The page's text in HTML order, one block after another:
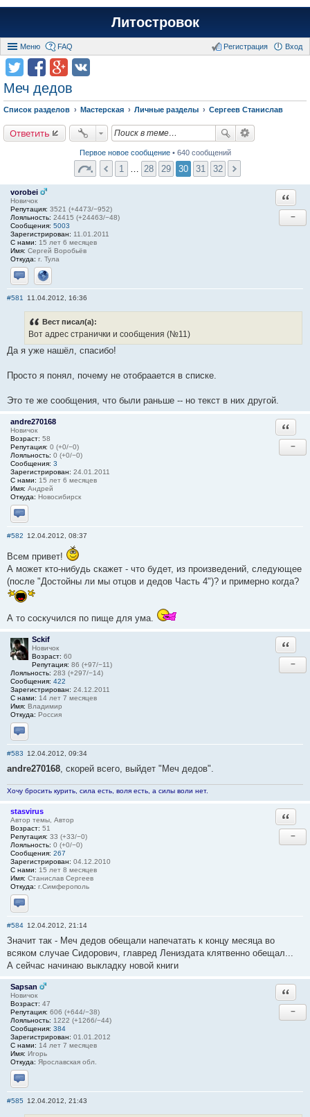
Литостровок
Меню FAQ Вход
Регистрация
Меч дедов
Список разделов Мастерская Личные разделы Сергеев Станислав
Ответить
Первое новое сообщение• 640 сообщений
1 28 29 30 31 32
vorobei
Новичок
Репутация: 3521 (+4473/−952)
Лояльность: 24415 (+24463/−48)
Сообщения: 5003
Зарегистрирован: 11.01.2011
С нами: 15 лет 6 месяцев
Имя: Сергей Воробьёв
Откуда: г. Тула
Отправить личное сообщение
Сайт
−
#581 11.04.2012, 16:36
Вест писал(а):
Вот адрес странички и сообщения (№11)
Да я уже нашёл, спасибо!
Просто я понял, почему не отобраается в списке.
Это те же сообщения, что были раньше -- но текст в них другой.
andre270168
Новичок
Возраст: 58
Репутация: 0 (+0/−0)
Лояльность: 0 (+0/−0)
Сообщения: 3
Зарегистрирован: 24.01.2011
С нами: 15 лет 6 месяцев
Имя: Андрей
Откуда: Новосибирск
Отправить личное сообщение
−
#582 12.04.2012, 08:37
Всем привет!
А может кто-нибудь скажет - что будет, из произведений, следующее
(после "Достойны ли мы отцов и дедов Часть 4")? и примерно когда?
А то соскучился по пище для ума.
Sckif
Новичок
Возраст: 60
Репутация: 86 (+97/−11)
Лояльность: 283 (+297/−14)
Сообщения: 422
Зарегистрирован: 24.12.2011
С нами: 14 лет 7 месяцев
Имя: Владимир
Откуда: Россия
Отправить личное сообщение
−
#583 12.04.2012, 09:34
andre270168, скорей всего, выйдет "Меч дедов".
Хочу бросить курить, сила есть, воля есть, а силы воли нет.
stasvirus
Автор темы, Автор
Возраст: 51
Репутация: 33 (+33/−0)
Лояльность: 0 (+0/−0)
Сообщения: 267
Зарегистрирован: 04.12.2010
С нами: 15 лет 8 месяцев
Имя: Станислав Сергеев
Откуда: г.Симферополь
Отправить личное сообщение
−
#584 12.04.2012, 21:14
Значит так - Меч дедов обещали напечатать к концу месяца во
всяком случае Сидорович, главред Лениздата клятвенно обещал...
А сейчас начинаю выкладку новой книги
Sapsan
Новичок
Возраст: 47
Репутация: 606 (+644/−38)
Лояльность: 1222 (+1266/−44)
Сообщения: 384
Зарегистрирован: 01.01.2012
С нами: 14 лет 7 месяцев
Имя: Игорь
Откуда: Ярославская обл.
Отправить личное сообщение
−
#585 12.04.2012, 21:43